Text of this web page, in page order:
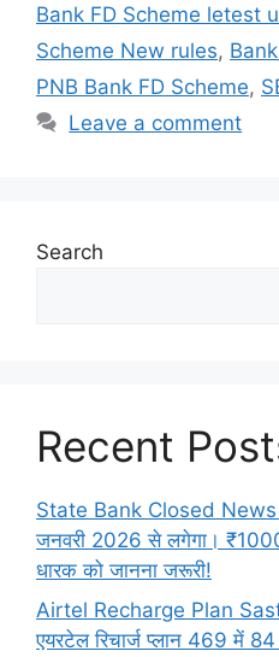
Bank FD Scheme letest
Scheme New rules,
PNB Bank FD Scheme,
Leave a comment
Search
Recent
State Bank Closed News
जनवरी 2026 से लगेगा।
धारक को जानना जरूरी!
Airtel Recharge Plan
एयरटेल रिचार्ज प्लान 469 में 84